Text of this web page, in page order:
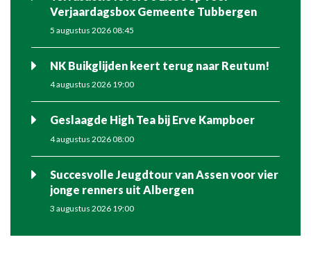
Verjaardagsbox Gemeente Tubbergen
5 augustus 2026 08:45
NK Buikglijden keert terug naar Reutum!
4 augustus 2026 19:00
Geslaagde High Tea bij Erve Kampboer
4 augustus 2026 08:00
Succesvolle Jeugdtour van Assen voor vier
jonge renners uit Albergen
3 augustus 2026 19:00